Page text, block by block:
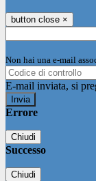
button close ×
Non hai una e-mail
E-mail inviata, si
Errore
Chiudi
Successo
Chiudi